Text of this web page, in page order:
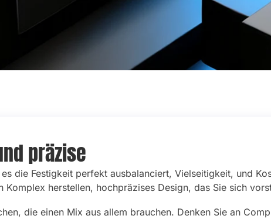
präzise
die Festigkeit perfekt ausbalanciert, Vielseitigkeit, und
Komplex herstellen, hochpräzises Design, das Sie sich
die einen Mix aus allem brauchen. Denken Sie an